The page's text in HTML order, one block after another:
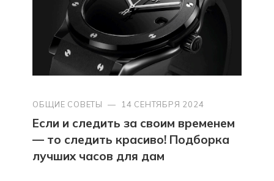
ОБЩИЕ СОВЕТЫ — 14 СЕНТЯБРЯ 2024
Если и следить за своим временем
— то следить красиво! Подборка
лучших часов для дам